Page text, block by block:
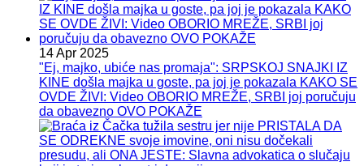
14 Apr 2025
"Ej, majko, ubiće nas promaja": SRPSKOJ SNAJKI IZ
KINE došla majka u goste, pa joj je pokazala KAKO SE
OVDE ŽIVI: Video OBORIO MREŽE, SRBI joj poručuju
da obavezno OVO POKAŽE